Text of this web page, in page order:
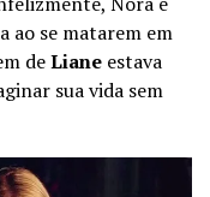
ao se matarem em
deLiane estava
sua vida sem